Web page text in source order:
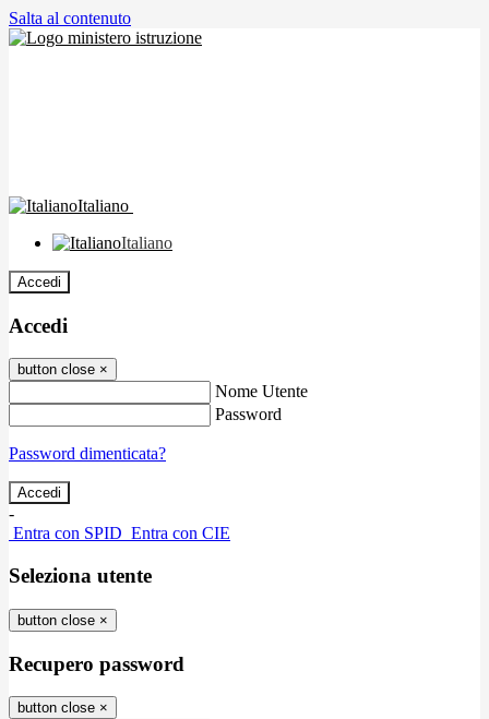
Salta al contenuto
Italiano
Italiano
Accedi
Accedi
button close ×
Nome Utente
Password
Password dimenticata?
-
Entra con SPID Entra con CIE
Seleziona utente
button close ×
Recupero password
button close ×